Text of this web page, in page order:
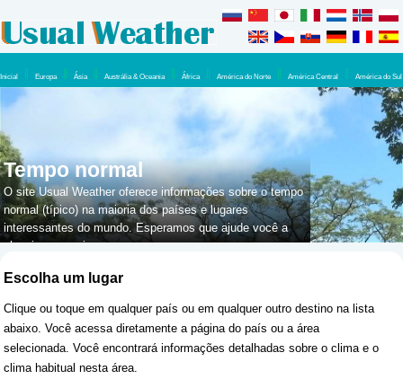
Inicial Europa Ásia Austrália & Oceania África América do Norte América Central América do Sul
Tempo normal
O site Usual Weather oferece informações sobre o tempo
normal (típico) na maioria dos países e lugares
interessantes do mundo. Esperamos que ajude você a
planejar suas viagens.
Escolha um lugar
Clique ou toque em qualquer país ou em qualquer outro destino na lista
abaixo. Você acessa diretamente a página do país ou a área
selecionada. Você encontrará informações detalhadas sobre o clima e o
clima habitual nesta área.